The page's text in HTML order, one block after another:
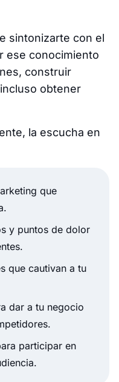
sintonizarte con el
ese conocimiento
construir
obtener
la escucha en
que
y puntos de dolor
que cautivan a tu
dar a tu negocio
participar en